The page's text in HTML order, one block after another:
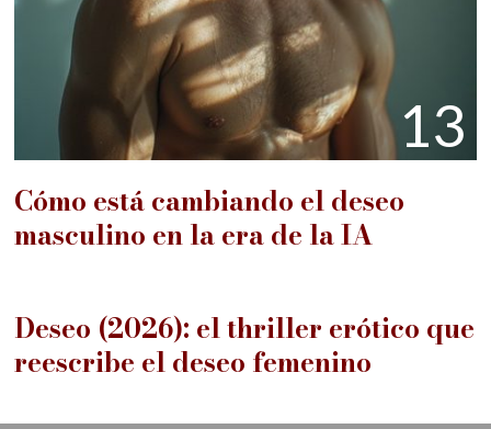
13
Cómo está cambiando el deseo
masculino en la era de la IA
Deseo (2026): el thriller erótico que
reescribe el deseo femenino